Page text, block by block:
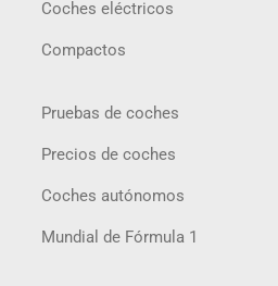
Coches eléctricos
Compactos
Pruebas de coches
Precios de coches
Coches autónomos
Mundial de Fórmula 1